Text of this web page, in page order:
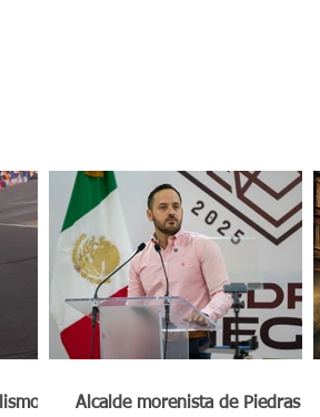
en
Alcalde morenista de Piedras